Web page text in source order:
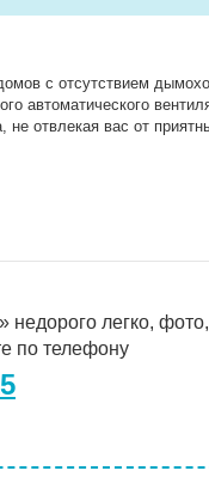
с отсутствием
автоматического
не отвлекая вас от
с отсутствием
автоматического
подключать
недорого легко,
по телефону